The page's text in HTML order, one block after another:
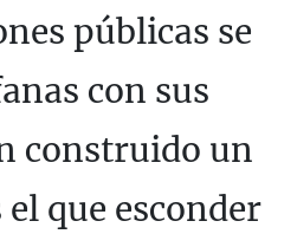
públicas se
con sus
construido un
que esconder